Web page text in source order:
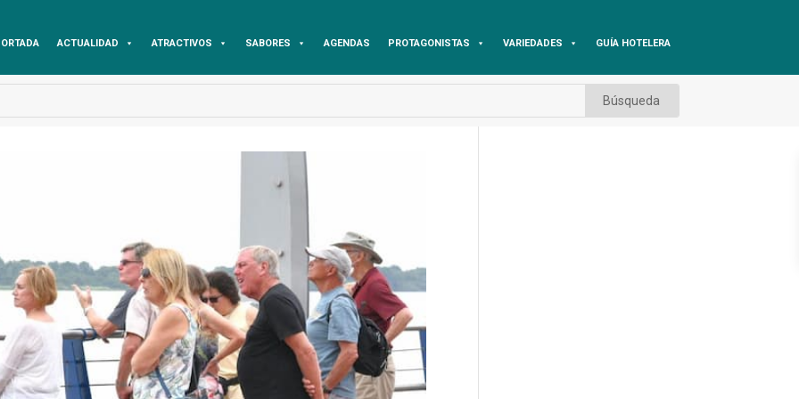
ACTUALIDAD ATRACTIVOS SABORES AGENDAS PROTAGONISTAS VARIEDADES GUÍA HOTELERA